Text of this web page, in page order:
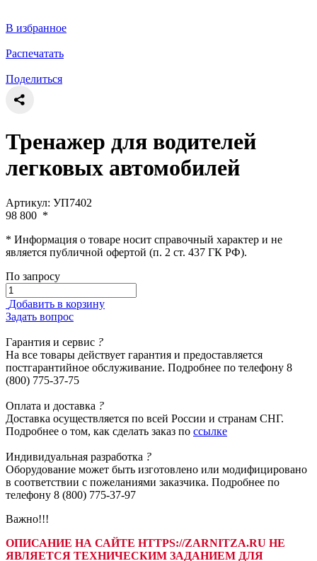
В избранное
Распечатать
Поделиться
Тренажер для водителей
легковых автомобилей
Артикул: УП7402
98 800 *
* Информация о товаре носит справочный характер и не
является публичной офертой (п. 2 ст. 437 ГК РФ).
По запросу
Добавить в корзину
Задать вопрос
Гарантия и сервис ?
На все товары действует гарантия и предоставляется
постгарантийное обслуживание. Подробнее по телефону 8
(800) 775-37-75
Оплата и доставка ?
Доставка осуществляется по всей России и странам СНГ.
Подробнее о том, как сделать заказ по ссылке
Индивидуальная разработка ?
Оборудование может быть изготовлено или модифицировано
в соответствии с пожеланиями заказчика. Подробнее по
телефону 8 (800) 775-37-97
Важно!!!
ОПИСАНИЕ НА САЙТЕ HTTPS://ZARNITZA.RU НЕ
ЯВЛЯЕТСЯ ТЕХНИЧЕСКИМ ЗАДАНИЕМ ДЛЯ